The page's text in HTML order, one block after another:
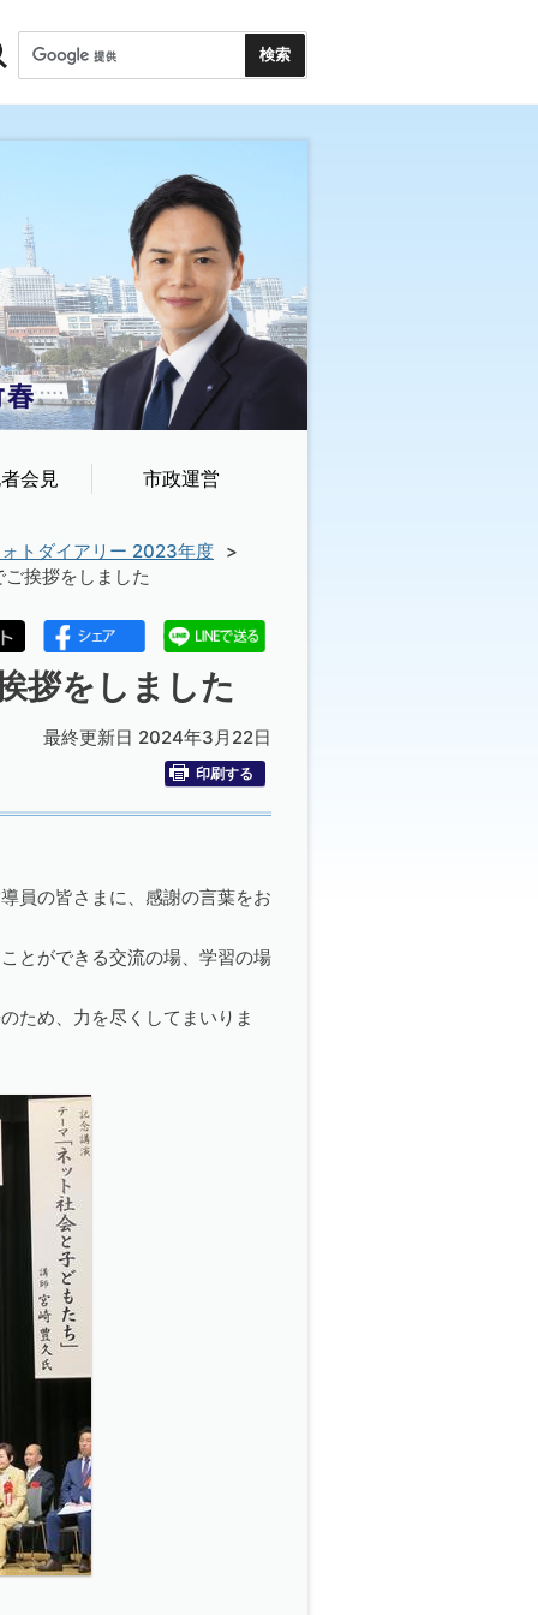
会見 市政運営
トダイアリー 2023年度
挨拶をしました
拶をしました
最終更新日 2024年3月22日
印刷する
員の皆さまに、感謝の言葉をお
とができる交流の場、学習の場
ため、力を尽くしてまいりま